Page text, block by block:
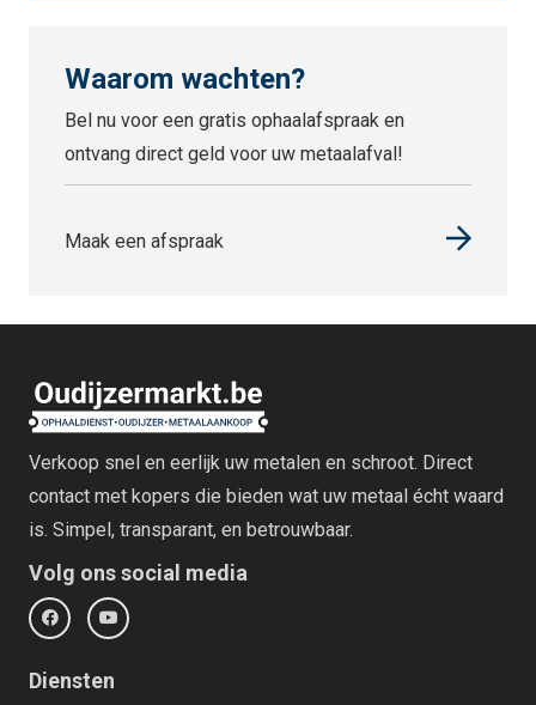
Waarom wachten?
Bel nu voor een gratis ophaalafspraak en
ontvang direct geld voor uw metaalafval!
Maak een afspraak
Verkoop snel en eerlijk uw metalen en schroot. Direct
contact met kopers die bieden wat uw metaal écht waard
is. Simpel, transparant, en betrouwbaar.
Volg ons social media
Diensten